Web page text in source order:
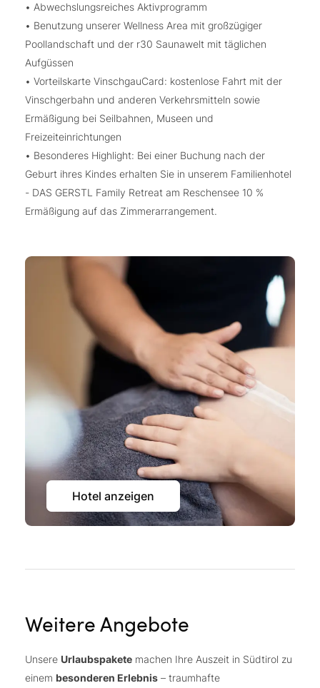
• Abwechslungsreiches Aktivprogramm
• Benutzung unserer Wellness Area mit großzügiger
Poollandschaft und der r30 Saunawelt mit täglichen
Aufgüssen
• Vorteilskarte VinschgauCard: kostenlose Fahrt mit der
Vinschgerbahn und anderen Verkehrsmitteln sowie
Ermäßigung bei Seilbahnen, Museen und
Freizeiteinrichtungen
• Besonderes Highlight: Bei einer Buchung nach der
Geburt ihres Kindes erhalten Sie in unserem Familienhotel
- DAS GERSTL Family Retreat am Reschensee 10 %
Ermäßigung auf das Zimmerarrangement.
Hotel anzeigen
Weitere Angebote
Unsere Urlaubspakete machen Ihre Auszeit in Südtirol zu
einem besonderen Erlebnis – traumhafte